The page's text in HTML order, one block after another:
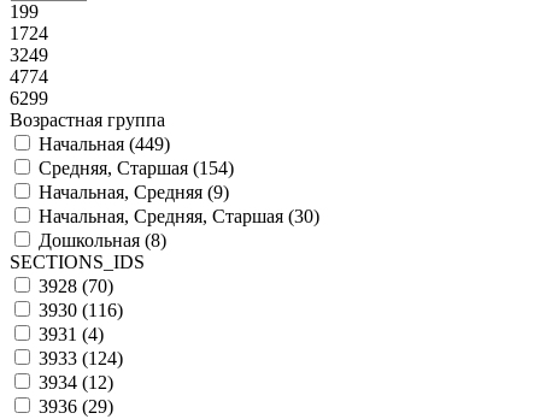
199
1724
3249
4774
6299
Возрастная группа
Начальная (449)
Средняя, Старшая (154)
Начальная, Средняя (9)
Начальная, Средняя, Старшая (30)
Дошкольная (8)
SECTIONS_IDS
3928 (70)
3930 (116)
3931 (4)
3933 (124)
3934 (12)
3936 (29)